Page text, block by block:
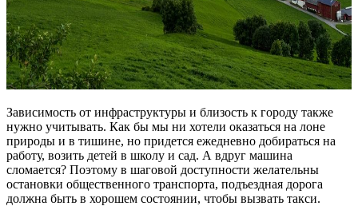
Зависимость от инфраструктуры и близость к городу также
нужно учитывать. Как бы мы ни хотели оказаться на лоне
природы и в тишине, но придется ежедневно добираться на
работу, возить детей в школу и сад. А вдруг машина
сломается? Поэтому в шаговой доступности желательны
остановки общественного транспорта, подъездная дорога
должна быть в хорошем состоянии, чтобы вызвать такси.